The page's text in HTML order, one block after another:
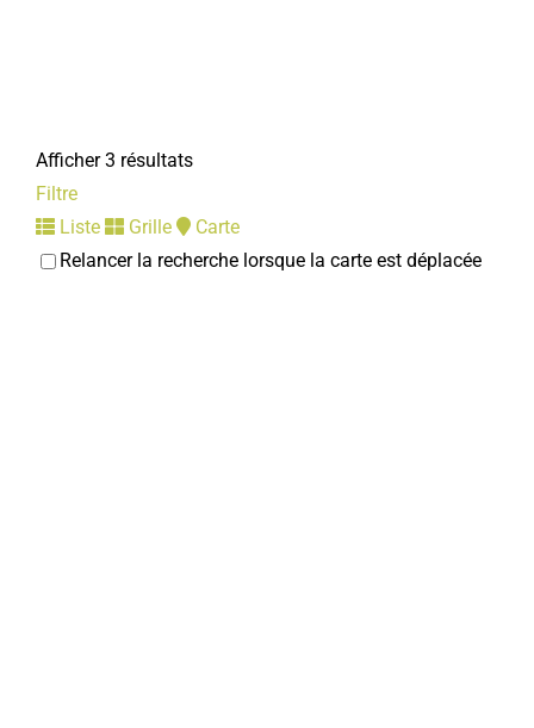
Afficher 3 résultats
Filtre
Liste
Grille
Carte
Relancer la recherche lorsque la carte est déplacée